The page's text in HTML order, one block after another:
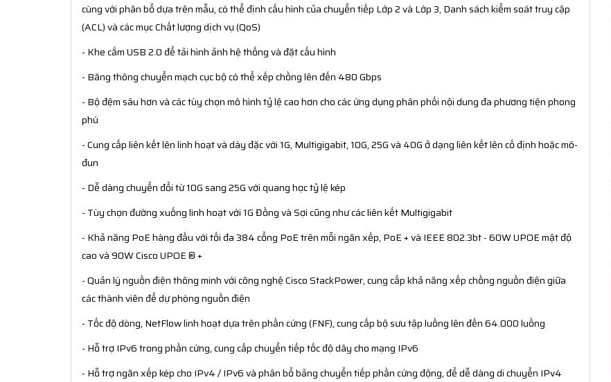
cùng với phân bổ dựa trên mẫu, có thể định cấu hình của chuyển tiếp Lớp 2 và Lớp 3, Danh sách kiểm soát truy cập
(ACL) và các mục Chất lượng dịch vụ (QoS)
- Khe cắm USB 2.0 để tải hình ảnh hệ thống và đặt cấu hình
- Băng thông chuyển mạch cục bộ có thể xếp chồng lên đến 480 Gbps
- Bộ đệm sâu hơn và các tùy chọn mô hình tỷ lệ cao hơn cho các ứng dụng phân phối nội dung đa phương tiện phong
phú
- Cung cấp liên kết lên linh hoạt và dày đặc với 1G, Multigigabit, 10G, 25G và 40G ở dạng liên kết lên cố định hoặc mô-
đun
- Dễ dàng chuyển đổi từ 10G sang 25G với quang học tỷ lệ kép
- Tùy chọn đường xuống linh hoạt với 1G Đồng và Sợi cũng như các liên kết Multigigabit
- Khả năng PoE hàng đầu với tối đa 384 cổng PoE trên mỗi ngăn xếp, PoE + và IEEE 802.3bt - 60W UPOE mật độ
cao và 90W Cisco UPOE ® +
- Quản lý nguồn điện thông minh với công nghệ Cisco StackPower, cung cấp khả năng xếp chồng nguồn điện giữa
các thành viên để dự phòng nguồn điện
- Tốc độ dòng, NetFlow linh hoạt dựa trên phần cứng (FNF), cung cấp bộ sưu tập luồng lên đến 64.000 luồng
- Hỗ trợ IPv6 trong phần cứng, cung cấp chuyển tiếp tốc độ dây cho mạng IPv6
- Hỗ trợ ngăn xếp kép cho IPv4 / IPv6 và phân bổ bảng chuyển tiếp phần cứng động, để dễ dàng di chuyển IPv4